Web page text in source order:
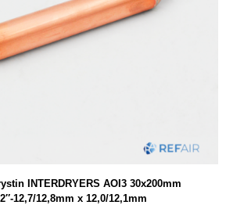
INTERDRYERS AOI3 30x200mm
12,7/12,8mm x 12,0/12,1mm